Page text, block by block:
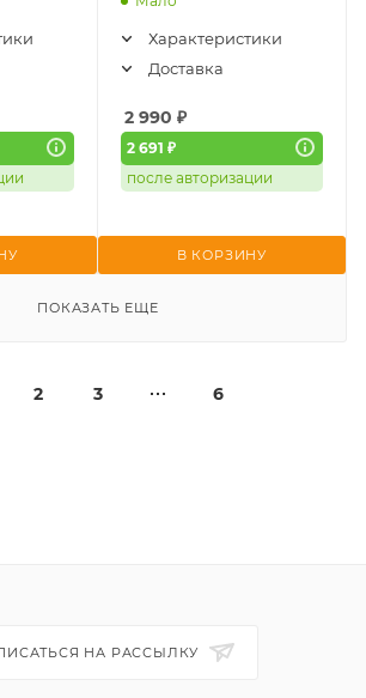
Характеристики
Доставка
2 990 ₽
2 691 ₽
после авторизации
В КОРЗИНУ
ПОКАЗАТЬ ЕЩЕ
2 3 6
НА РАССЫЛКУ